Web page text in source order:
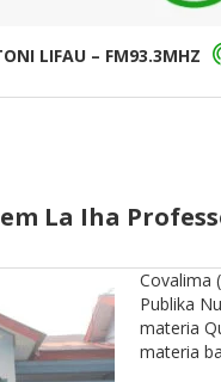
LIFAU – FM93.3MHZ
La Iha
Covalima
Publika
materia
materia